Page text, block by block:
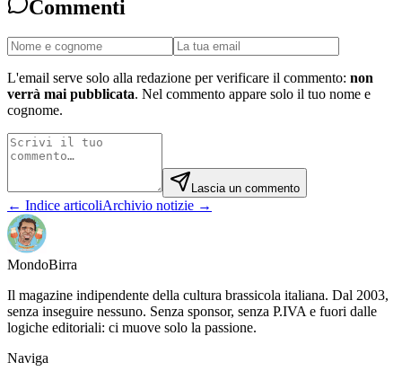
Commenti
L'email serve solo alla redazione per verificare il commento: non
verrà mai pubblicata. Nel commento appare solo il tuo nome e
cognome.
Lascia un commento
← Indice articoliArchivio notizie →
MondoBirra
Il magazine indipendente della cultura brassicola italiana. Dal 2003,
senza inseguire nessuno. Senza sponsor, senza P.IVA e fuori dalle
logiche editoriali: ci muove solo la passione.
Naviga